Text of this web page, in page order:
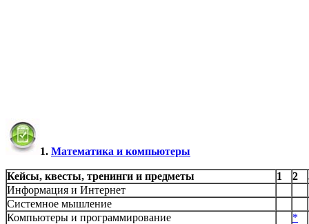
1. Математика и компьютеры
Кейсы, квесты, тренинги и предметы 1 2
Информация и Интернет
Системное мышление
Компьютеры и программирование
*